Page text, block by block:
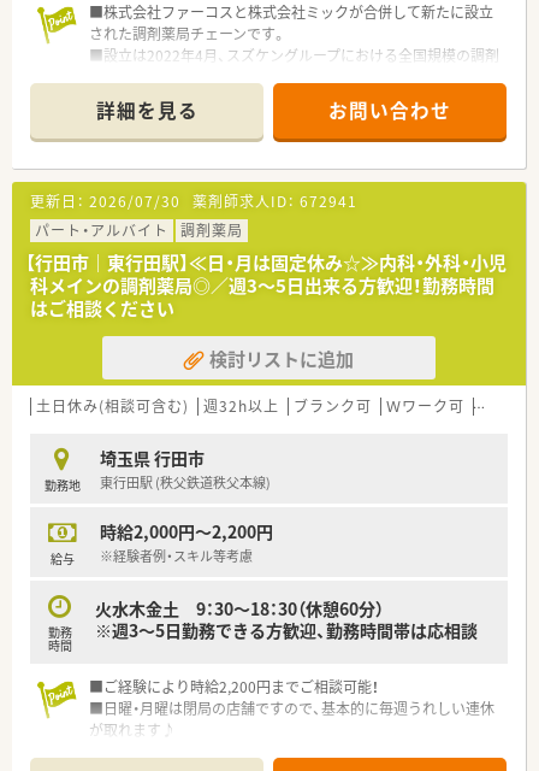
■株式会社ファーコスと株式会社ミックが合併して新たに設立
された調剤薬局チェーンです。
■設立は2022年4月、スズケングループにおける全国規模の調剤
■2社が培ってきたノウハウと企業の良さを融合し、より安定し
た経営基盤から、成長スピードを加速させていきます。
■コーポレートメッセージは「あなたに今、わたしができるこ
と」。
■正社員には全国・広域・都道府県限定・自宅通勤の4コースを用
意。
■全国・広域・都道府県限定コースの方には充実の住宅補助制度
が適用されます。
■住居は法人契約なので初期費用時の自己負担はほとんどあり
ません。
■産育休からの復帰率は95%以上！時短勤務はお子様が小学3年
生終了時まで。
■年間休日は120日以上で様々な休暇制度の用意あり。
■最新機器の導入やメディカルリスクコントローラー制度を導
入し、調剤過誤防止に向けた取り組みにも積極的です。
境です。
■家族やプライベートを大事にしながら働きたい方、キャリアを
磨きたい方皆様にお勧めです。
詳細を見る お問い合わせ
更新日： 2026/07/30 薬剤師求人ID： 672941
パート・アルバイト
調剤薬局
【行田市｜東行田駅】≪日・月は固定休み☆≫内科・外科・小児
科メインの調剤薬局◎／週3～5日出来る方歓迎！勤務時間
はご相談ください
検討リストに追加
土日休み(相談可含む) 週32h以上 ブランク可 Ｗワーク可 車通勤
勤務地
埼玉県 行田市
東行田駅 (秩父鉄道秩父本線)
給与
時給2,000円～2,200円
※経験者例・スキル等考慮
勤務
時間
火水木金土 9：30～18：30（休憩60分）
※週3～5日勤務できる方歓迎、勤務時間帯は応相談
■ご経験により時給2,200円までご相談可能！
■日曜・月曜は閉局の店舗ですので、基本的に毎週うれしい連休
が取れます♪